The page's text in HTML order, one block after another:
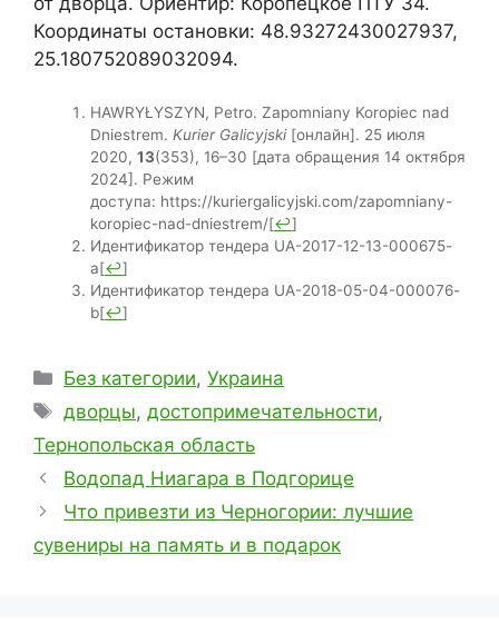
Координаты остановки: 48.93272430027937,
25.180752089032094.
HAWRYŁYSZYN, Petro. Zapomniany Koropiec nad
Dniestrem. Kurier Galicyjski[онлайн]. 25 июля
2020, 13(353), 16–30 [дата обращения 14 октября
2024]. Режим
доступа: https://kuriergalicyjski.com/zapomniany-
koropiec-nad-dniestrem/[↩]
Идентификатор тендера UA-2017-12-13-000675-
a[↩]
Идентификатор тендера UA-2018-05-04-000076-
b[↩]
Рубрики
Без категории,Украина
Метки
дворцы,достопримечательности,
Тернопольская область
Водопад Ниагара в Подгорице
Что привезти из Черногории: лучшие
сувениры на память и в подарок